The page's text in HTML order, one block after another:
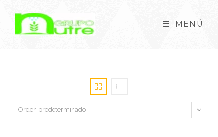
MENÚ
Orden predeterminado